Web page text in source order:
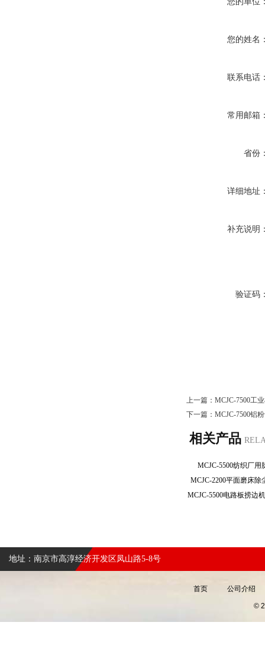
您的姓名
联系电话
常用邮箱
省份
详细地址
补充说明
验证码
上一篇： MCJC-7500工
下一篇： MCJC-7500铝
相关产品
MCJC-5500纺织厂
MCJC-2200平面磨床
地址：南京市高淳经济开发区凤山路5-8号
首页 公司介绍
©